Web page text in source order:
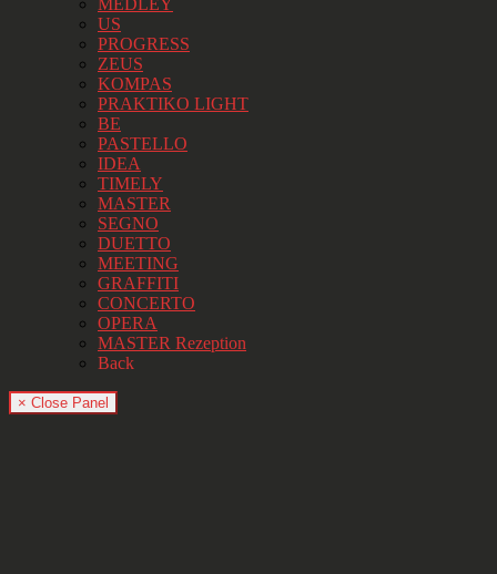
MEDLEY
US
PROGRESS
ZEUS
KOMPAS
PRAKTIKO LIGHT
BE
PASTELLO
IDEA
TIMELY
MASTER
SEGNO
DUETTO
MEETING
GRAFFITI
CONCERTO
OPERA
MASTER Rezeption
Back
× Close Panel